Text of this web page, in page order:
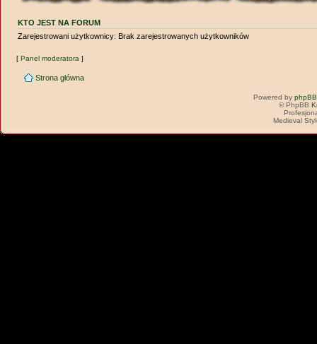
KTO JEST NA FORUM
Zarejestrowani użytkownicy: Brak zarejestrowanych użytkowników
[Panel moderatora ]
Strona główna
Powered by phpBB
© PhpBB
Medieval